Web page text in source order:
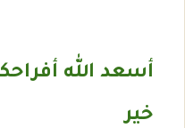
أسعد الله
خير